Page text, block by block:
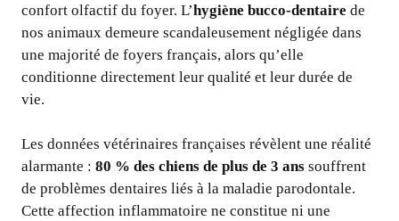
confort olfactif du foyer. L’hygiène bucco-dentaire de
nos animaux demeure scandaleusement négligée dans
une majorité de foyers français, alors qu’elle
conditionne directement leur qualité et leur durée de
vie.
Les données vétérinaires françaises révèlent une réalité
alarmante : 80 % des chiens de plus de 3 ans souffrent
de problèmes dentaires liés à la maladie parodontale.
Cette affection inflammatoire ne constitue ni une